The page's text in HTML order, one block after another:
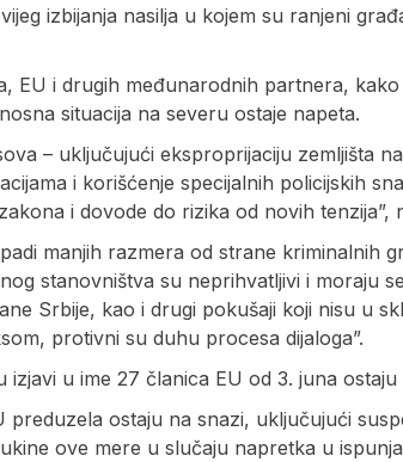
izbijanja nasilja u kojem su ranjeni
EU i drugih međunarodnih partnera,
situacija na severu ostaje napeta.
– uključujući eksproprijaciju zemljišta
i korišćenje specijalnih policijskih
i dovode do rizika od novih tenzija”,
manjih razmera od strane kriminalnih
stanovništva su neprihvatljivi i moraju
Srbije, kao i drugi pokušaji koji nisu u
protivni su duhu procesa dijaloga”.
izjavi u ime 27 članica EU od 3. juna
preduzela ostaju na snazi, uključujući
ove mere u slučaju napretka u